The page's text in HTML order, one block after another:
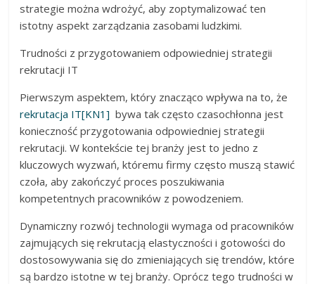
strategie można wdrożyć, aby zoptymalizować ten
istotny aspekt zarządzania zasobami ludzkimi.
Trudności z przygotowaniem odpowiedniej strategii
rekrutacji IT
Pierwszym aspektem, który znacząco wpływa na to, że
rekrutacja IT[KN1] bywa tak często czasochłonna jest
konieczność przygotowania odpowiedniej strategii
rekrutacji. W kontekście tej branży jest to jedno z
kluczowych wyzwań, któremu firmy często muszą stawić
czoła, aby zakończyć proces poszukiwania
kompetentnych pracowników z powodzeniem.
Dynamiczny rozwój technologii wymaga od pracowników
zajmujących się rekrutacją elastyczności i gotowości do
dostosowywania się do zmieniających się trendów, które
są bardzo istotne w tej branży. Oprócz tego trudności w